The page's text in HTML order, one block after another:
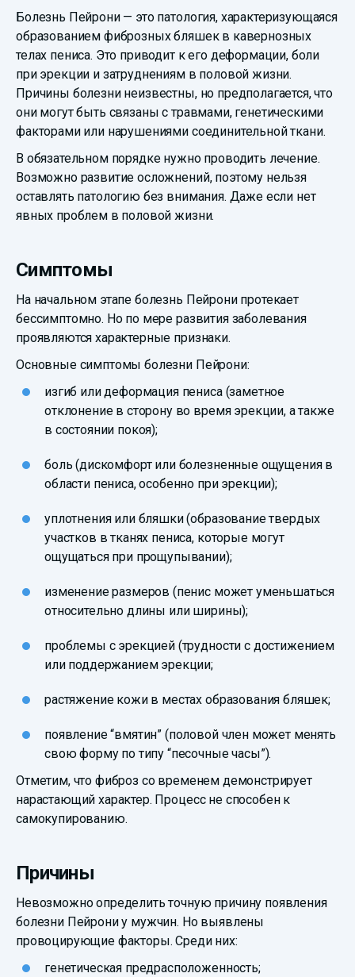
Болезнь Пейрони — это патология, характеризующаяся
образованием фиброзных бляшек в кавернозных
телах пениса. Это приводит к его деформации, боли
при эрекции и затруднениям в половой жизни.
Причины болезни неизвестны, но предполагается, что
они могут быть связаны с травмами, генетическими
факторами или нарушениями соединительной ткани.
В обязательном порядке нужно проводить лечение.
Возможно развитие осложнений, поэтому нельзя
оставлять патологию без внимания. Даже если нет
явных проблем в половой жизни.
Симптомы
На начальном этапе болезнь Пейрони протекает
бессимптомно. Но по мере развития заболевания
проявляются характерные признаки.
Основные симптомы болезни Пейрони:
изгиб или деформация пениса (заметное
отклонение в сторону во время эрекции, а также
в состоянии покоя);
боль (дискомфорт или болезненные ощущения в
области пениса, особенно при эрекции);
уплотнения или бляшки (образование твердых
участков в тканях пениса, которые могут
ощущаться при прощупывании);
изменение размеров (пенис может уменьшаться
относительно длины или ширины);
проблемы с эрекцией (трудности с достижением
или поддержанием эрекции;
растяжение кожи в местах образования бляшек;
появление “вмятин” (половой член может менять
свою форму по типу “песочные часы”).
Отметим, что фиброз со временем демонстрирует
нарастающий характер. Процесс не способен к
самокупированию.
Причины
Невозможно определить точную причину появления
болезни Пейрони у мужчин. Но выявлены
провоцирующие факторы. Среди них:
генетическая предрасположенность;